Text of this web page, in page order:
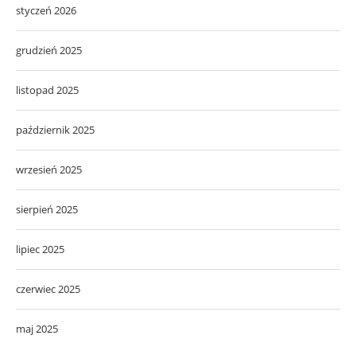
styczeń 2026
grudzień 2025
listopad 2025
październik 2025
wrzesień 2025
sierpień 2025
lipiec 2025
czerwiec 2025
maj 2025